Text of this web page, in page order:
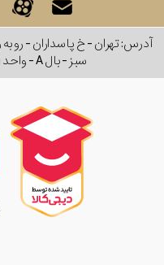
سبز - بال A - واحد ۷۱۱